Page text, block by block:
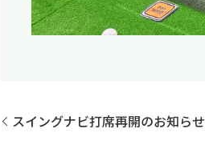
スイングナビ打席再開のお知らせ